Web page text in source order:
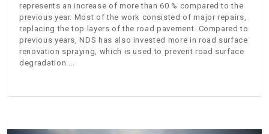
represents an increase of more than 60 % compared to the
previous year. Most of the work consisted of major repairs,
replacing the top layers of the road pavement. Compared to
previous years, NDS has also invested more in road surface
renovation spraying, which is used to prevent road surface
degradation.